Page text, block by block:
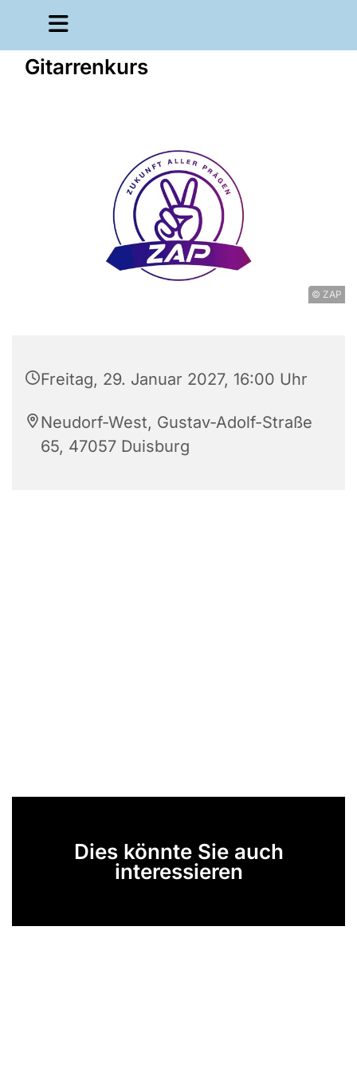
Gitarrenkurs
© ZAP
Freitag, 29. Januar 2027, 16:00 Uhr
Neudorf-West, Gustav-Adolf-Straße
65, 47057 Duisburg
Dies könnte Sie auch
interessieren